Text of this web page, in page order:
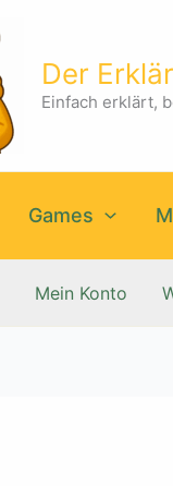
Der
Einfach erklärt,
Games
Mein Konto